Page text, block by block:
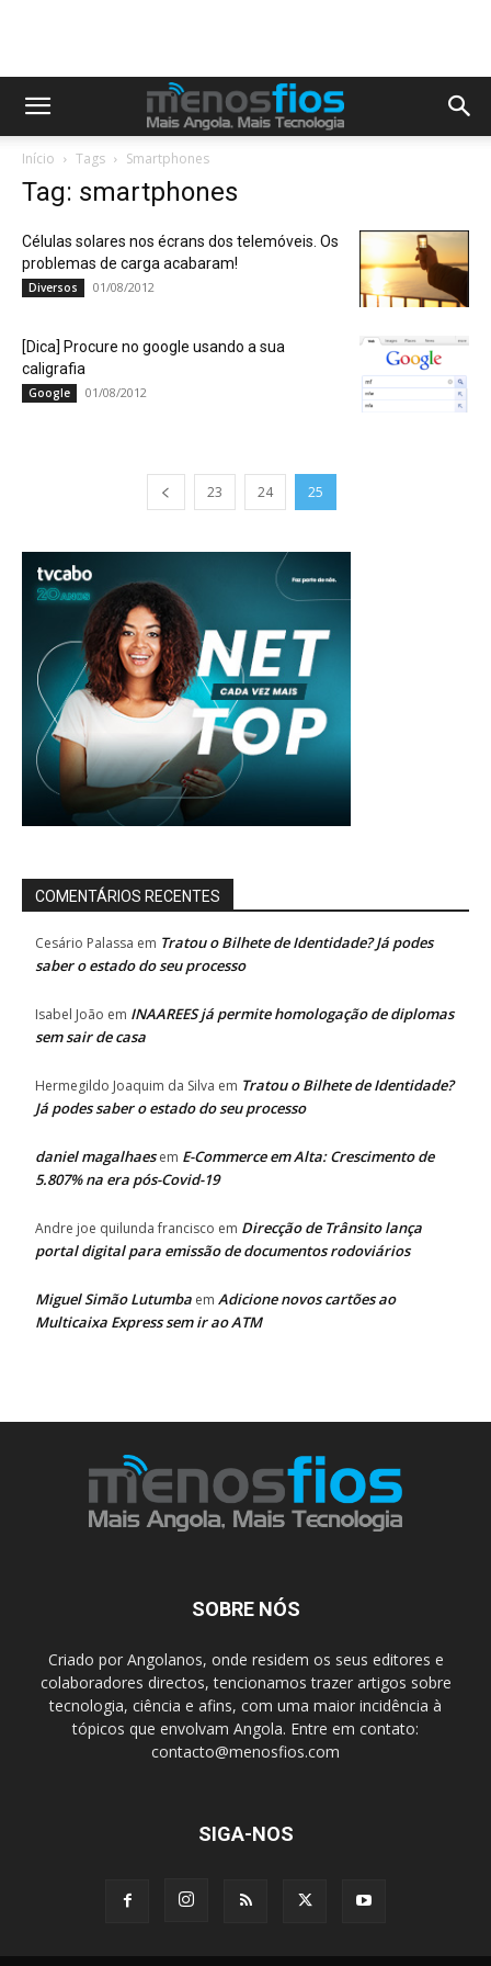
Início Tags Smartphones
Tag: smartphones
Células solares nos écrans dos telemóveis. Os
problemas de carga acabaram!
Diversos 01/08/2012
[Dica] Procure no google usando a sua
caligrafia
Google 01/08/2012
23 24 25
COMENTÁRIOS RECENTES
Cesário Palassa em Tratou o Bilhete de Identidade? Já podes
saber o estado do seu processo
Isabel João em INAAREES já permite homologação de diplomas
sem sair de casa
Hermegildo Joaquim da Silva em Tratou o Bilhete de Identidade?
Já podes saber o estado do seu processo
daniel magalhaesem E-Commerce em Alta: Crescimento de
5.807% na era pós-Covid-19
Andre joe quilunda francisco em Direcção de Trânsito lança
portal digital para emissão de documentos rodoviários
Miguel Simão Lutumba em Adicione novos cartões ao
Multicaixa Express sem ir ao ATM
SOBRE NÓS
Criado por Angolanos, onde residem os seus editores e
colaboradores directos, tencionamos trazer artigos sobre
tecnologia, ciência e afins, com uma maior incidência à
tópicos que envolvam Angola. Entre em contato:
contacto@menosfios.com
SIGA-NOS